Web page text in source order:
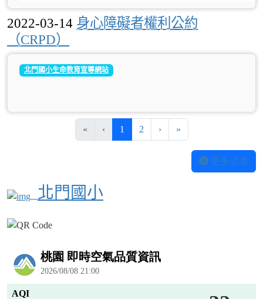
2022-03-14 身心障礙者權利公約
（CRPD）
北門國小生命教育宣導網站
« ‹ 1 (current)
2 › »
更多消息
北門國小